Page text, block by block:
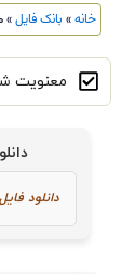
خانه» بانک فایل»
معنویت
دانلود فایل